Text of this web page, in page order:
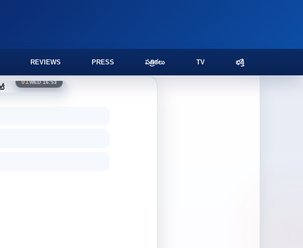
REVIEWS PRESS పత్రికలు TV భక్తి
01WED 16:53